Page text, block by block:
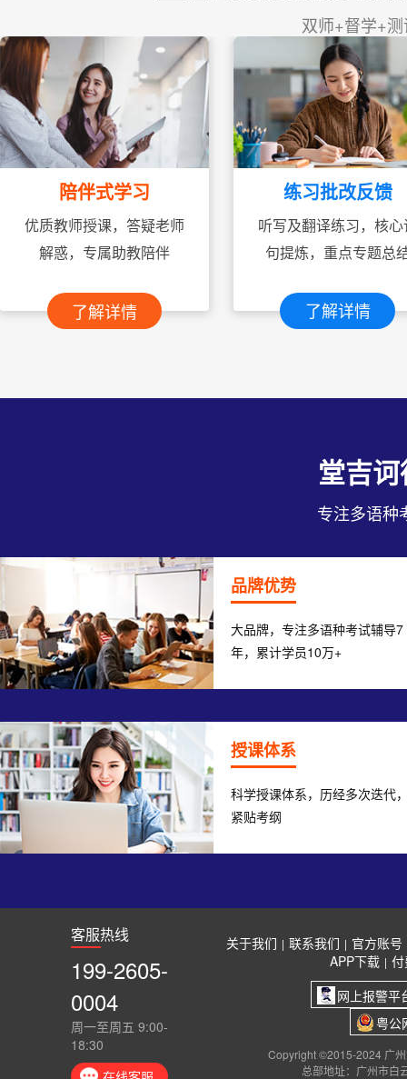
双师+督学+
陪伴式学习
优质教师授课，答疑老师
解惑，专属助教陪伴
了解详情
练习批改反馈
听写及翻译练习，核心
句提炼，重点专题总
了解详情
堂吉
专注多语种
品牌优势
大品牌，专注多语种考试辅导7
年，累计学员10万+
授课体系
科学授课体系，历经多次迭代
紧贴考纲
客服热线
199-2605-
0004
周一至周五 9:00-
18:30
关于我们 | 联系我们 | 官方账号
APP下载 |
网上报警平
粤公
Copyright ©2015-2024 广
总部地址：广州市白